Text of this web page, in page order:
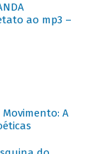
ao mp3 –
Movimento: A